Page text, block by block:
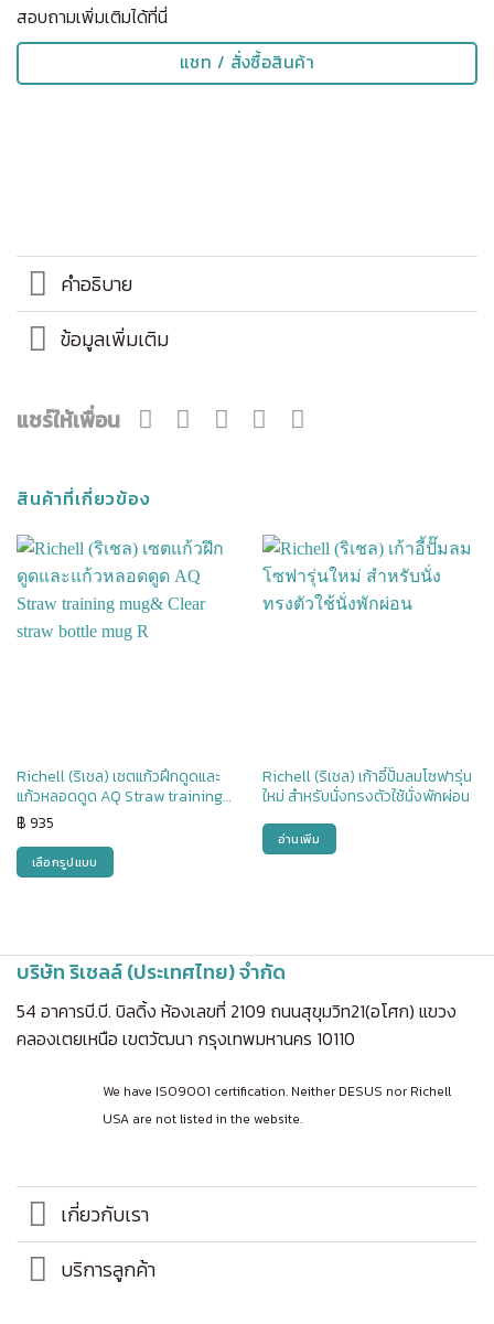
เล็ก
ชิ้น
สอบถามเพิ่มเติมได้ที่นี่
แชท / สั่งซื้อสินค้า
คำอธิบาย
ข้อมูลเพิ่มเติม
แชร์ให้เพื่อน
สินค้าที่เกี่ยวข้อง
Richell (ริเชล) เซตแก้วฝึกดูดและ
แก้วหลอดดูด AQ Straw training
mug& Clear straw bottle mug R
฿ 935
เลือกรูปแบบ
multiple
variants.
The
may
page
Richell (ริเชล) เก้าอี้ปั๊มลมโซฟารุ่น
ใหม่ สำหรับนั่งทรงตัวใช้นั่งพักผ่อน
อ่านเพิ่ม
บริษัท ริเชลล์ (ประเทศไทย) จำกัด
54 อาคารบี.บี. บิลดิ้ง ห้องเลขที่ 2109 ถนนสุขุมวิท21(อโศก) แขวง
คลองเตยเหนือ เขตวัฒนา กรุงเทพมหานคร 10110
We have ISO9001 certification. Neither DESUS nor Richell
USA are not listed in the website.
เกี่ยวกับเรา
บริการลูกค้า